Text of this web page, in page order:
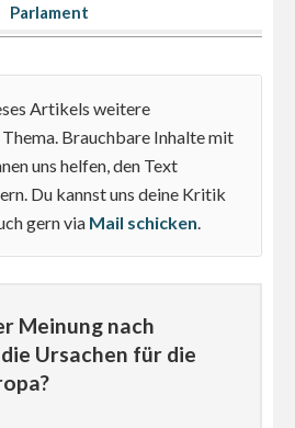
Parlament
Artikels weitere
Brauchbare Inhalte mit
uns helfen, den Text
Du kannst uns deine Kritik
gern via Mail schicken.
Meinung nach
Ursachen für die